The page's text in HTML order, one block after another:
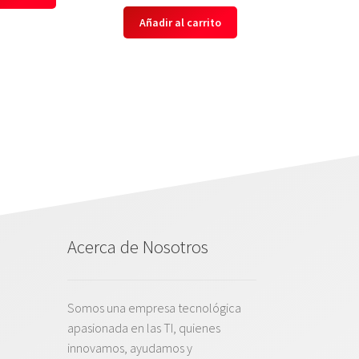
Añadir al carrito
Acerca de Nosotros
Somos una empresa tecnológica
apasionada en las TI, quienes
innovamos, ayudamos y